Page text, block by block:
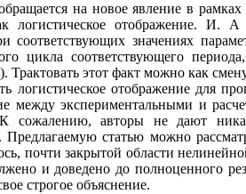
на новое явление в рамках
логистическое отображение.
значениях
цикла соответствующего
Трактовать этот факт можно как
логистическое отображение для
между экспериментальными и
сожалению, авторы не дают
статью можно
почти закрытой области
и доведено до полноценного
строгое объяснение.